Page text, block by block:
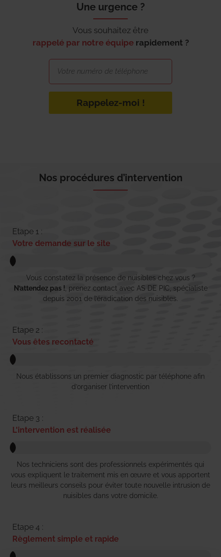
Une urgence ?
Vous souhaitez être
rappelé par notre équipe rapidement ?
Rappelez-moi !
Nos procédures d’intervention
Etape 1 :
Votre demande sur le site
Vous constatez la présence de nuisibles chez vous ?
N’attendez pas ! , prenez contact avec AS DE PIC, spécialiste
depuis 2001 de l’éradication des nuisibles.
Etape 2 :
Vous êtes recontacté
Nous établissons un premier diagnostic par téléphone afin
d’organiser l’intervention
Etape 3 :
L'intervention est réalisée
Nos techniciens sont des professionnels expérimentés qui
vous expliquent le traitement mis en œuvre et vous apportent
leurs meilleurs conseils pour éviter toute nouvelle intrusion de
nuisibles dans votre domicile.
Etape 4 :
Règlement simple et rapide